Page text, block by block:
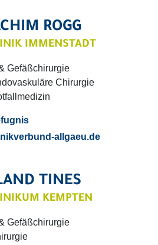
ROGG
IMMENSTADT
Gefäßchirurgie
Chirurgie
allgaeu.de
TINES
KEMPTEN
Gefäßchirurgie